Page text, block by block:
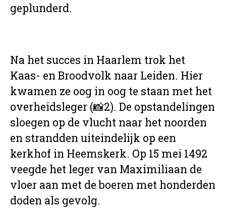
geplunderd.
Na het succes in Haarlem trok het
Kaas- en Broodvolk naar Leiden. Hier
kwamen ze oog in oog te staan met het
overheidsleger (📸2). De opstandelingen
sloegen op de vlucht naar het noorden
en strandden uiteindelijk op een
kerkhof in Heemskerk. Op 15 mei 1492
veegde het leger van Maximiliaan de
vloer aan met de boeren met honderden
doden als gevolg.